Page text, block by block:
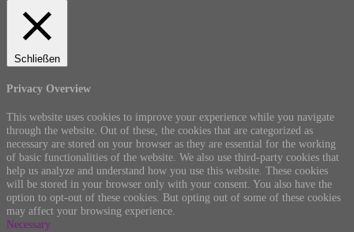
Schließen
Privacy Overview
This website uses cookies to improve your experience while you navigate
through the website. Out of these, the cookies that are categorized as
necessary are stored on your browser as they are essential for the working
of basic functionalities of the website. We also use third-party cookies that
help us analyze and understand how you use this website. These cookies
will be stored in your browser only with your consent. You also have the
option to opt-out of these cookies. But opting out of some of these cookies
may affect your browsing experience.
Necessary